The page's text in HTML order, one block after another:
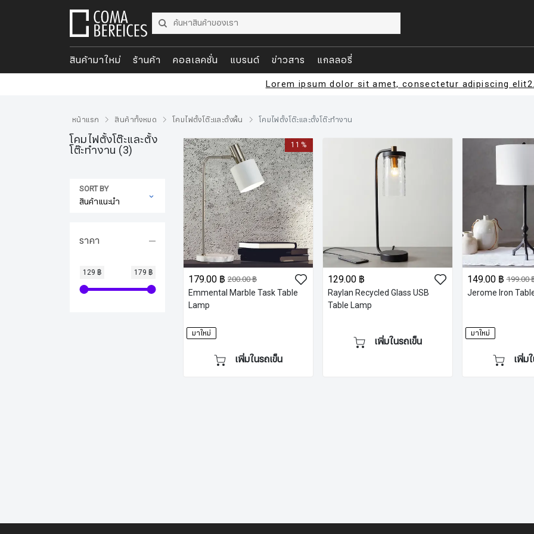
สินค้ามาใหม่ ร้านค้า คอลเลคชั่น แบรนด์ ข่าวสาร แกลลอรี่
Lorem ipsum dolor sit amet, consectetur adipiscing elit2.
หน้าแรก สินค้าทั้งหมด โคมไฟตั้งโต๊ะและตั้งพื้น โคมไฟตั้งโต๊ะและตั้งโต๊ะทำงาน
โคมไฟตั้งโต๊ะและตั้ง
โต๊ะทำงาน (3)
SORT BY
ราคา
129 ฿ 179 ฿
11%
179.00 ฿ 200.00 ฿
Emmental Marble Task Table
Lamp
มาใหม่
เพิ่มในรถเข็น
129.00 ฿
Raylan Recycled Glass USB
Table Lamp
เพิ่มในรถเข็น
149.00 ฿ 199.00
Jerome Iron
มาใหม่
เพิ่ม